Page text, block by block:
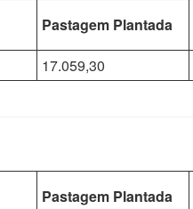
Pastagem Plantada
17.059,30
Pastagem Plantada